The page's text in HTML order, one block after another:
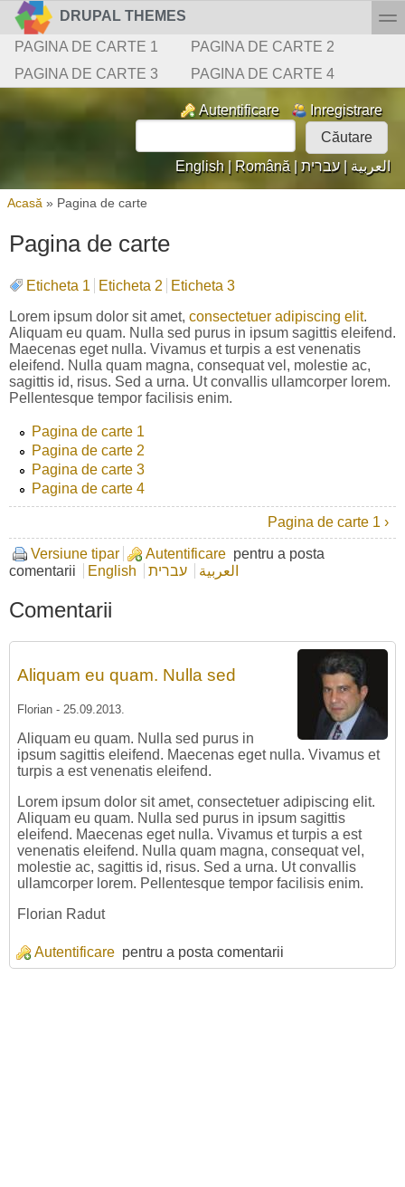
Mergi la conţinutul principal
Skip to search
DRUPAL THEMES
Meniu secundar
PAGINA DE CARTE 1
PAGINA DE CARTE 2
PAGINA DE CARTE 3
PAGINA DE CARTE 4
Login linksAutentificare Inregistrare
Formular de căutare
English | Română | العربية |עברית
Eşti aici
Acasă » Pagina de carte
Pagina de carte
Eticheta 1 Eticheta 2
Eticheta 3
Lorem ipsum dolor sit amet, consectetuer adipiscing elit.
Aliquam eu quam. Nulla sed purus in ipsum sagittis eleifend.
Maecenas eget nulla. Vivamus et turpis a est venenatis
eleifend. Nulla quam magna, consequat vel, molestie ac,
sagittis id, risus. Sed a urna. Ut convallis ullamcorper lorem.
Pellentesque tempor facilisis enim.
Pagina de carte 1
Pagina de carte 2
Pagina de carte 3
Pagina de carte 4
Pagina de carte 1 ›
Versiune tipar Autentificare pentru a posta
comentarii
English العربية עברית
Comentarii
Aliquam eu quam. Nulla sed
Florian- 25.09.2013.
Aliquam eu quam. Nulla sed purus in
ipsum sagittis eleifend. Maecenas eget nulla. Vivamus et
turpis a est venenatis eleifend.
Lorem ipsum dolor sit amet, consectetuer adipiscing elit.
Aliquam eu quam. Nulla sed purus in ipsum sagittis
eleifend. Maecenas eget nulla. Vivamus et turpis a est
venenatis eleifend. Nulla quam magna, consequat vel,
molestie ac, sagittis id, risus. Sed a urna. Ut convallis
ullamcorper lorem. Pellentesque tempor facilisis enim.
Florian Radut
Autentificare pentru a posta comentarii